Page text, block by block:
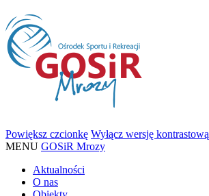
Powiększ czcionkę Wyłącz wersję kontrastową
MENU GOSiR Mrozy
Aktualności
O nas